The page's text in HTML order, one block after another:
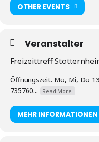
OTHER EVENTS
Veranstalter
Freizeittreff
Öffnungszeit: Mo, Mi, Do
735760...
Read More.
MEHR INFORMATIONEN